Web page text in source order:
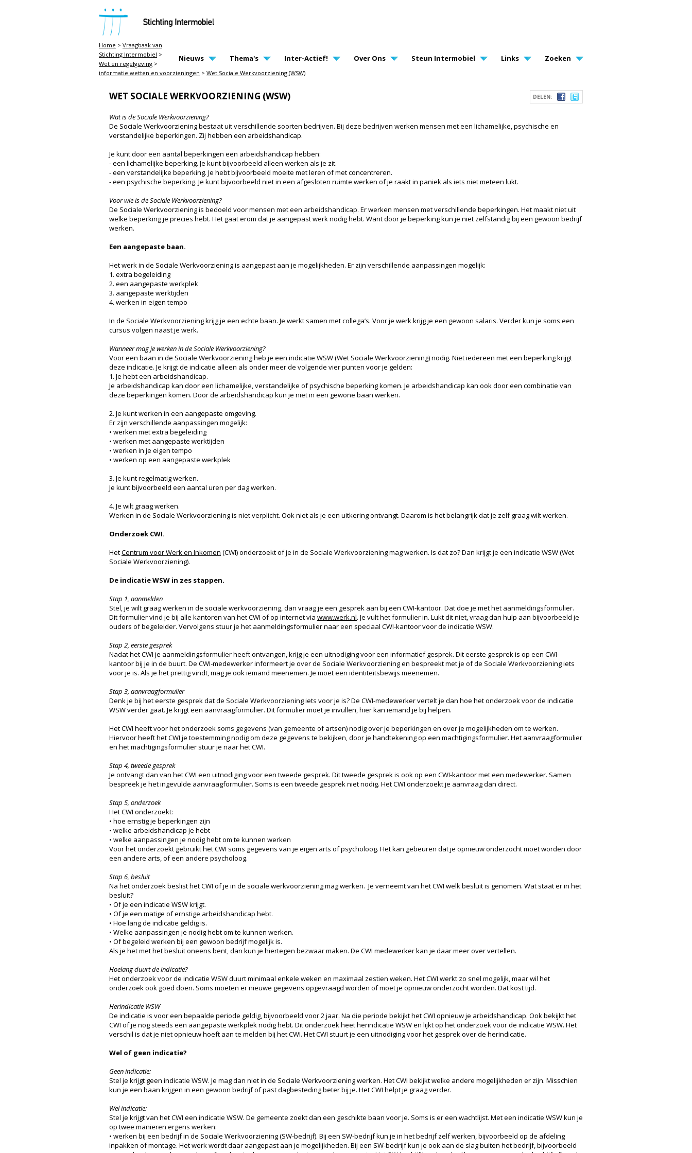
STICHTING INTERMOBIEL
MAIN PAGE NAVIGATION
Nieuws Thema's Inter-Actief! Over Ons Steun Intermobiel Links Zoeken
Home > Vraagbaak van
Stichting Intermobiel >
Wet en regelgeving >
informatie wetten en voorzieningen > Wet Sociale Werkvoorziening (WSW)
DELEN:
WET SOCIALE WERKVOORZIENING (WSW)
Wat is de Sociale Werkvoorziening?
De Sociale Werkvoorziening bestaat uit verschillende soorten bedrijven. Bij deze bedrijven werken mensen met een lichamelijke, psychische en
verstandelijke beperkingen. Zij hebben een arbeidshandicap.
Je kunt door een aantal beperkingen een arbeidshandicap hebben:
- een lichamelijke beperking. Je kunt bijvoorbeeld alleen werken als je zit.
- een verstandelijke beperking. Je hebt bijvoorbeeld moeite met leren of met concentreren.
- een psychische beperking. Je kunt bijvoorbeeld niet in een afgesloten ruimte werken of je raakt in paniek als iets niet meteen lukt.
Voor wie is de Sociale Werkvoorziening?
De Sociale Werkvoorziening is bedoeld voor mensen met een arbeidshandicap. Er werken mensen met verschillende beperkingen. Het maakt niet uit
welke beperking je precies hebt. Het gaat erom dat je aangepast werk nodig hebt. Want door je beperking kun je niet zelfstandig bij een gewoon bedrijf
werken.
Een aangepaste baan.
Het werk in de Sociale Werkvoorziening is aangepast aan je mogelijkheden. Er zijn verschillende aanpassingen mogelijk:
1. extra begeleiding
2. een aangepaste werkplek
3. aangepaste werktijden
4. werken in eigen tempo
In de Sociale Werkvoorziening krijg je een echte baan. Je werkt samen met collega’s. Voor je werk krijg je een gewoon salaris. Verder kun je soms een
cursus volgen naast je werk.
Wanneer mag je werken in de Sociale Werkvoorziening?
Voor een baan in de Sociale Werkvoorziening heb je een indicatie WSW (Wet Sociale Werkvoorziening) nodig. Niet iedereen met een beperking krijgt
deze indicatie. Je krijgt de indicatie alleen als onder meer de volgende vier punten voor je gelden:
1. Je hebt een arbeidshandicap.
Je arbeidshandicap kan door een lichamelijke, verstandelijke of psychische beperking komen. Je arbeidshandicap kan ook door een combinatie van
deze beperkingen komen. Door de arbeidshandicap kun je niet in een gewone baan werken.
2. Je kunt werken in een aangepaste omgeving.
Er zijn verschillende aanpassingen mogelijk:
• werken met extra begeleiding
• werken met aangepaste werktijden
• werken in je eigen tempo
• werken op een aangepaste werkplek
3. Je kunt regelmatig werken.
Je kunt bijvoorbeeld een aantal uren per dag werken.
4. Je wilt graag werken.
Werken in de Sociale Werkvoorziening is niet verplicht. Ook niet als je een uitkering ontvangt. Daarom is het belangrijk dat je zelf graag wilt werken.
Onderzoek CWI.
HetCentrum voor Werk en Inkomen (CWI) onderzoekt of je in de Sociale Werkvoorziening mag werken. Is dat zo? Dan krijgt je een indicatie WSW (Wet
Sociale Werkvoorziening).
De indicatie WSW in zes stappen.
Stap 1, aanmelden
Stel, je wilt graag werken in de sociale werkvoorziening, dan vraag je een gesprek aan bij een CWI-kantoor. Dat doe je met het aanmeldingsformulier.
Dit formulier vind je bij alle kantoren van het CWI of op internet via www.werk.nl. Je vult het formulier in. Lukt dit niet, vraag dan hulp aan bijvoorbeeld je
ouders of begeleider. Vervolgens stuur je het aanmeldingsformulier naar een speciaal CWI-kantoor voor de indicatie WSW.
Stap 2, eerste gesprek
Nadat het CWI je aanmeldingsformulier heeft ontvangen, krijg je een uitnodiging voor een informatief gesprek. Dit eerste gesprek is op een CWI-
kantoor bij je in de buurt. De CWI-medewerker informeert je over de Sociale Werkvoorziening en bespreekt met je of de Sociale Werkvoorziening iets
voor je is. Als je het prettig vindt, mag je ook iemand meenemen. Je moet een identiteitsbewijs meenemen.
Stap 3, aanvraagformulier
Denk je bij het eerste gesprek dat de Sociale Werkvoorziening iets voor je is? De CWI-medewerker vertelt je dan hoe het onderzoek voor de indicatie
WSW verder gaat. Je krijgt een aanvraagformulier. Dit formulier moet je invullen, hier kan iemand je bij helpen.
Het CWI heeft voor het onderzoek soms gegevens (van gemeente of artsen) nodig over je beperkingen en over je mogelijkheden om te werken.
Hiervoor heeft het CWI je toestemming nodig om deze gegevens te bekijken, door je handtekening op een machtigingsformulier. Het aanvraagformulier
en het machtigingsformulier stuur je naar het CWI.
Stap 4, tweede gesprek
Je ontvangt dan van het CWI een uitnodiging voor een tweede gesprek. Dit tweede gesprek is ook op een CWI-kantoor met een medewerker. Samen
bespreek je het ingevulde aanvraagformulier. Soms is een tweede gesprek niet nodig. Het CWI onderzoekt je aanvraag dan direct.
Stap 5, onderzoek
Het CWI onderzoekt:
• hoe ernstig je beperkingen zijn
• welke arbeidshandicap je hebt
• welke aanpassingen je nodig hebt om te kunnen werken
Voor het onderzoekt gebruikt het CWI soms gegevens van je eigen arts of psycholoog. Het kan gebeuren dat je opnieuw onderzocht moet worden door
een andere arts, of een andere psycholoog.
Stap 6, besluit
Na het onderzoek beslist het CWI of je in de sociale werkvoorziening mag werken. Je verneemt van het CWI welk besluit is genomen. Wat staat er in het
besluit?
• Of je een indicatie WSW krijgt.
• Of je een matige of ernstige arbeidshandicap hebt.
• Hoe lang de indicatie geldig is.
• Welke aanpassingen je nodig hebt om te kunnen werken.
• Of begeleid werken bij een gewoon bedrijf mogelijk is.
Als je het met het besluit oneens bent, dan kun je hiertegen bezwaar maken. De CWI medewerker kan je daar meer over vertellen.
Hoelang duurt de indicatie?
Het onderzoek voor de indicatie WSW duurt minimaal enkele weken en maximaal zestien weken. Het CWI werkt zo snel mogelijk, maar wil het
onderzoek ook goed doen. Soms moeten er nieuwe gegevens opgevraagd worden of moet je opnieuw onderzocht worden. Dat kost tijd.
Herindicatie WSW
De indicatie is voor een bepaalde periode geldig, bijvoorbeeld voor 2 jaar. Na die periode bekijkt het CWI opnieuw je arbeidshandicap. Ook bekijkt het
CWI of je nog steeds een aangepaste werkplek nodig hebt. Dit onderzoek heet herindicatie WSW en lijkt op het onderzoek voor de indicatie WSW. Het
verschil is dat je niet opnieuw hoeft aan te melden bij het CWI. Het CWI stuurt je een uitnodiging voor het gesprek over de herindicatie.
Wel of geen indicatie?
Geen indicatie:
Stel je krijgt geen indicatie WSW. Je mag dan niet in de Sociale Werkvoorziening werken. Het CWI bekijkt welke andere mogelijkheden er zijn. Misschien
kun je een baan krijgen in een gewoon bedrijf of past dagbesteding beter bij je. Het CWI helpt je graag verder.
Wel indicatie:
Stel je krijgt van het CWI een indicatie WSW. De gemeente zoekt dan een geschikte baan voor je. Soms is er een wachtlijst. Met een indicatie WSW kun je
op twee manieren ergens werken:
• werken bij een bedrijf in de Sociale Werkvoorziening (SW-bedrijf). Bij een SW-bedrijf kun je in het bedrijf zelf werken, bijvoorbeeld op de afdeling
inpakken of montage. Het werk wordt daar aangepast aan je mogelijkheden. Bij een SW-bedrijf kun je ook aan de slag buiten het bedrijf, bijvoorbeeld